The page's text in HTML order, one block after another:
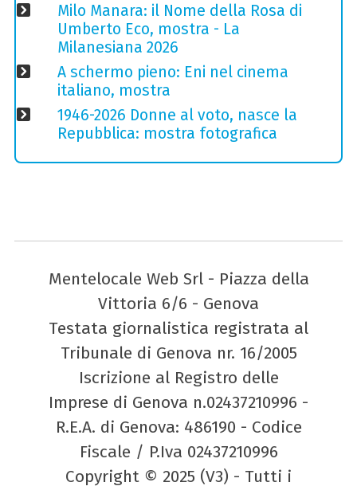
Milo Manara: il Nome della Rosa di
Umberto Eco, mostra - La
Milanesiana 2026
A schermo pieno: Eni nel cinema
italiano, mostra
1946-2026 Donne al voto, nasce la
Repubblica: mostra fotografica
Mentelocale Web Srl - Piazza della
Vittoria 6/6 - Genova
Testata giornalistica registrata al
Tribunale di Genova nr. 16/2005
Iscrizione al Registro delle
Imprese di Genova n.02437210996 -
R.E.A. di Genova: 486190 - Codice
Fiscale / P.Iva 02437210996
Copyright © 2025 (V3) - Tutti i